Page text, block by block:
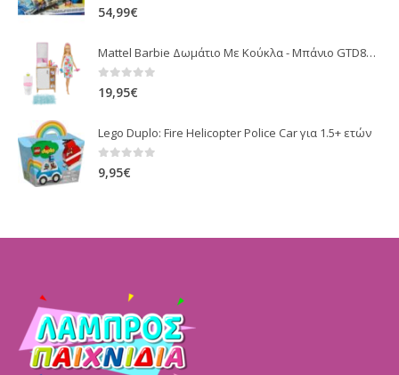
0 out of 5
54,99€
Mattel Barbie Δωμάτιο Με Κούκλα - Μπάνιο GTD87 / GRG87
0 out of 5
19,95€
Lego Duplo: Fire Helicopter Police Car για 1.5+ ετών
0 out of 5
9,95€